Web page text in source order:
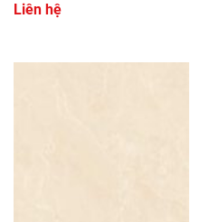
Liên hệ